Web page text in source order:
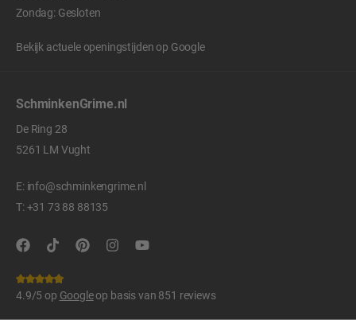
Zondag: Gesloten
Bekijk actuele openingstijden op Google
SchminkenGrime.nl
De Ring 28
5261 LM Vught
E: info@schminkengrime.nl
T:+31 73 88 88135
4.9/5 op Googleop basis van 851 reviews